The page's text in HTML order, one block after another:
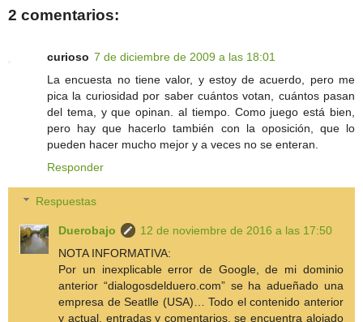
2 comentarios:
curioso 7 de diciembre de 2009 a las 18:01
La encuesta no tiene valor, y estoy de acuerdo, pero me
pica la curiosidad por saber cuántos votan, cuántos pasan
del tema, y que opinan. al tiempo. Como juego está bien,
pero hay que hacerlo también con la oposición, que lo
pueden hacer mucho mejor y a veces no se enteran.
Responder
Respuestas
Duerobajo
12 de noviembre de 2016 a las 17:50
NOTA INFORMATIVA:
Por un inexplicable error de Google, de mi dominio
anterior “dialogosdelduero.com” se ha adueñado una
empresa de Seatlle (USA)… Todo el contenido anterior
y actual, entradas y comentarios, se encuentra alojado